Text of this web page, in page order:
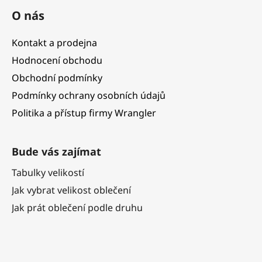
O nás
Kontakt a prodejna
Hodnocení obchodu
Obchodní podmínky
Podmínky ochrany osobních údajů
Politika a přístup firmy Wrangler
Bude vás zajímat
Tabulky velikostí
Jak vybrat velikost oblečení
Jak prát oblečení podle druhu